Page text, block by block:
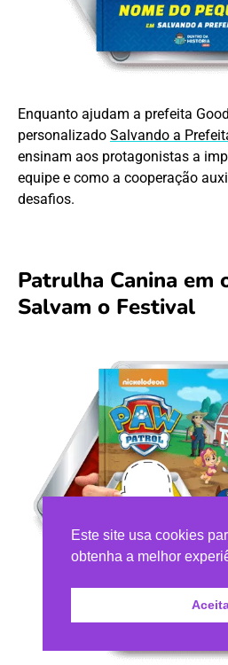
Enquanto ajudam a prefeita
personalizado Salvando a
ensinam aos protagonistas a
equipe e como a cooperação
desafios.
Patrulha Canina em
Salvam o Festival
Este site usa cookies
obtenha a melhor